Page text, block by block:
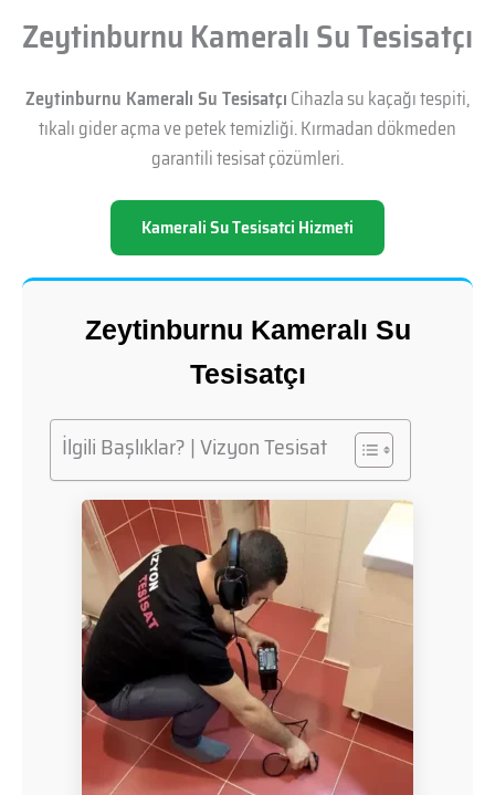
Zeytinburnu Kameralı Su Tesisatçı
Zeytinburnu Kameralı Su TesisatçıCihazla su kaçağı tespiti,
tıkalı gider açma ve petek temizliği. Kırmadan dökmeden
garantili tesisat çözümleri.
Kamerali Su Tesisatci Hizmeti
Zeytinburnu Kameralı Su
Tesisatçı
İlgili Başlıklar? | Vizyon Tesisat